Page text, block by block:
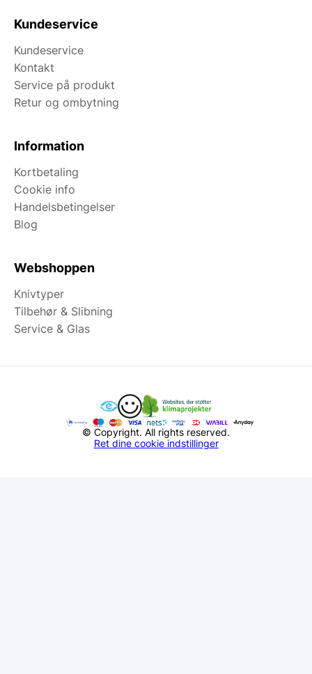
Kundeservice
Kundeservice
Kontakt
Service på produkt
Retur og ombytning
Information
Kortbetaling
Cookie info
Handelsbetingelser
Blog
Webshoppen
Knivtyper
Tilbehør & Slibning
Service & Glas
© Copyright. All rights reserved.
Ret dine cookie indstillinger